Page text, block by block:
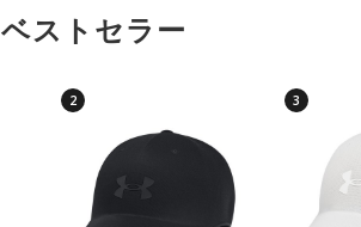
ベストセラー
2 3